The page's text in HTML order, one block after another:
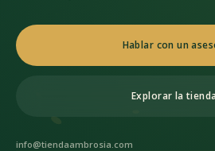
Hablar con un
Explorar la
info@tiendaambrosia.com